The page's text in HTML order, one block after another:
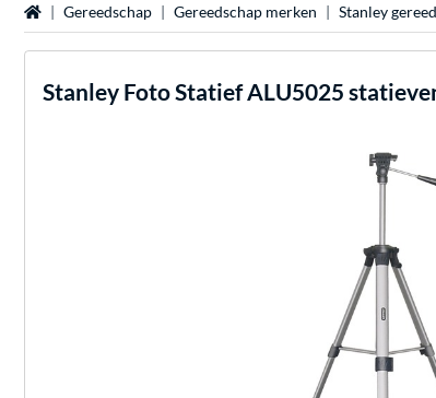
HomeGereedschap Gereedschap merken Stanley
Stanley Foto Statief ALU5025